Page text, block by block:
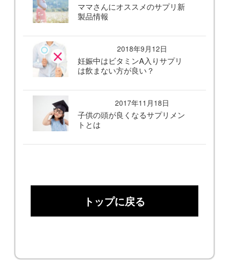
ママさんにオススメのサプリ新
製品情報
2018年9月12日
妊娠中はビタミンA入りサプリ
は飲まない方が良い？
2017年11月18日
子供の頭が良くなるサプリメン
トとは
トップに戻る